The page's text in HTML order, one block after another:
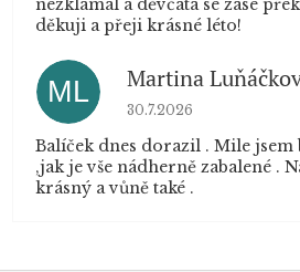
děkuji a přeji krásné léto!
ML Martina
Hodnocení obchodu
30.7.2026
Balíček dnes dorazil . Mile jsem
,jak je vše nádherně zabalené .
krásný a vůně také .